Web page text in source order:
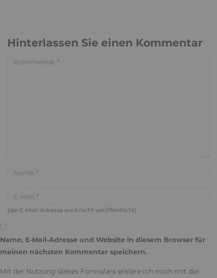
Hinterlassen Sie einen Kommentar
(die E-Mail-Adresse wird nicht veröffentlicht)
Name, E-Mail-Adresse und Website in diesem Browser für
meinen nächsten Kommentar speichern.
Mit der Nutzung dieses Formulars erkläre ich mich mit der